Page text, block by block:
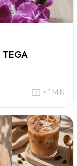
TEGA
< 1 MIN